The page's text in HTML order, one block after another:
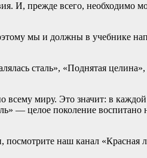
И, прежде всего, необходимо
мы и должны в учебнике
сталь», «Поднятая целина»,
всему миру. Это значит: в
— целое поколение воспитано
наш канал «Красная